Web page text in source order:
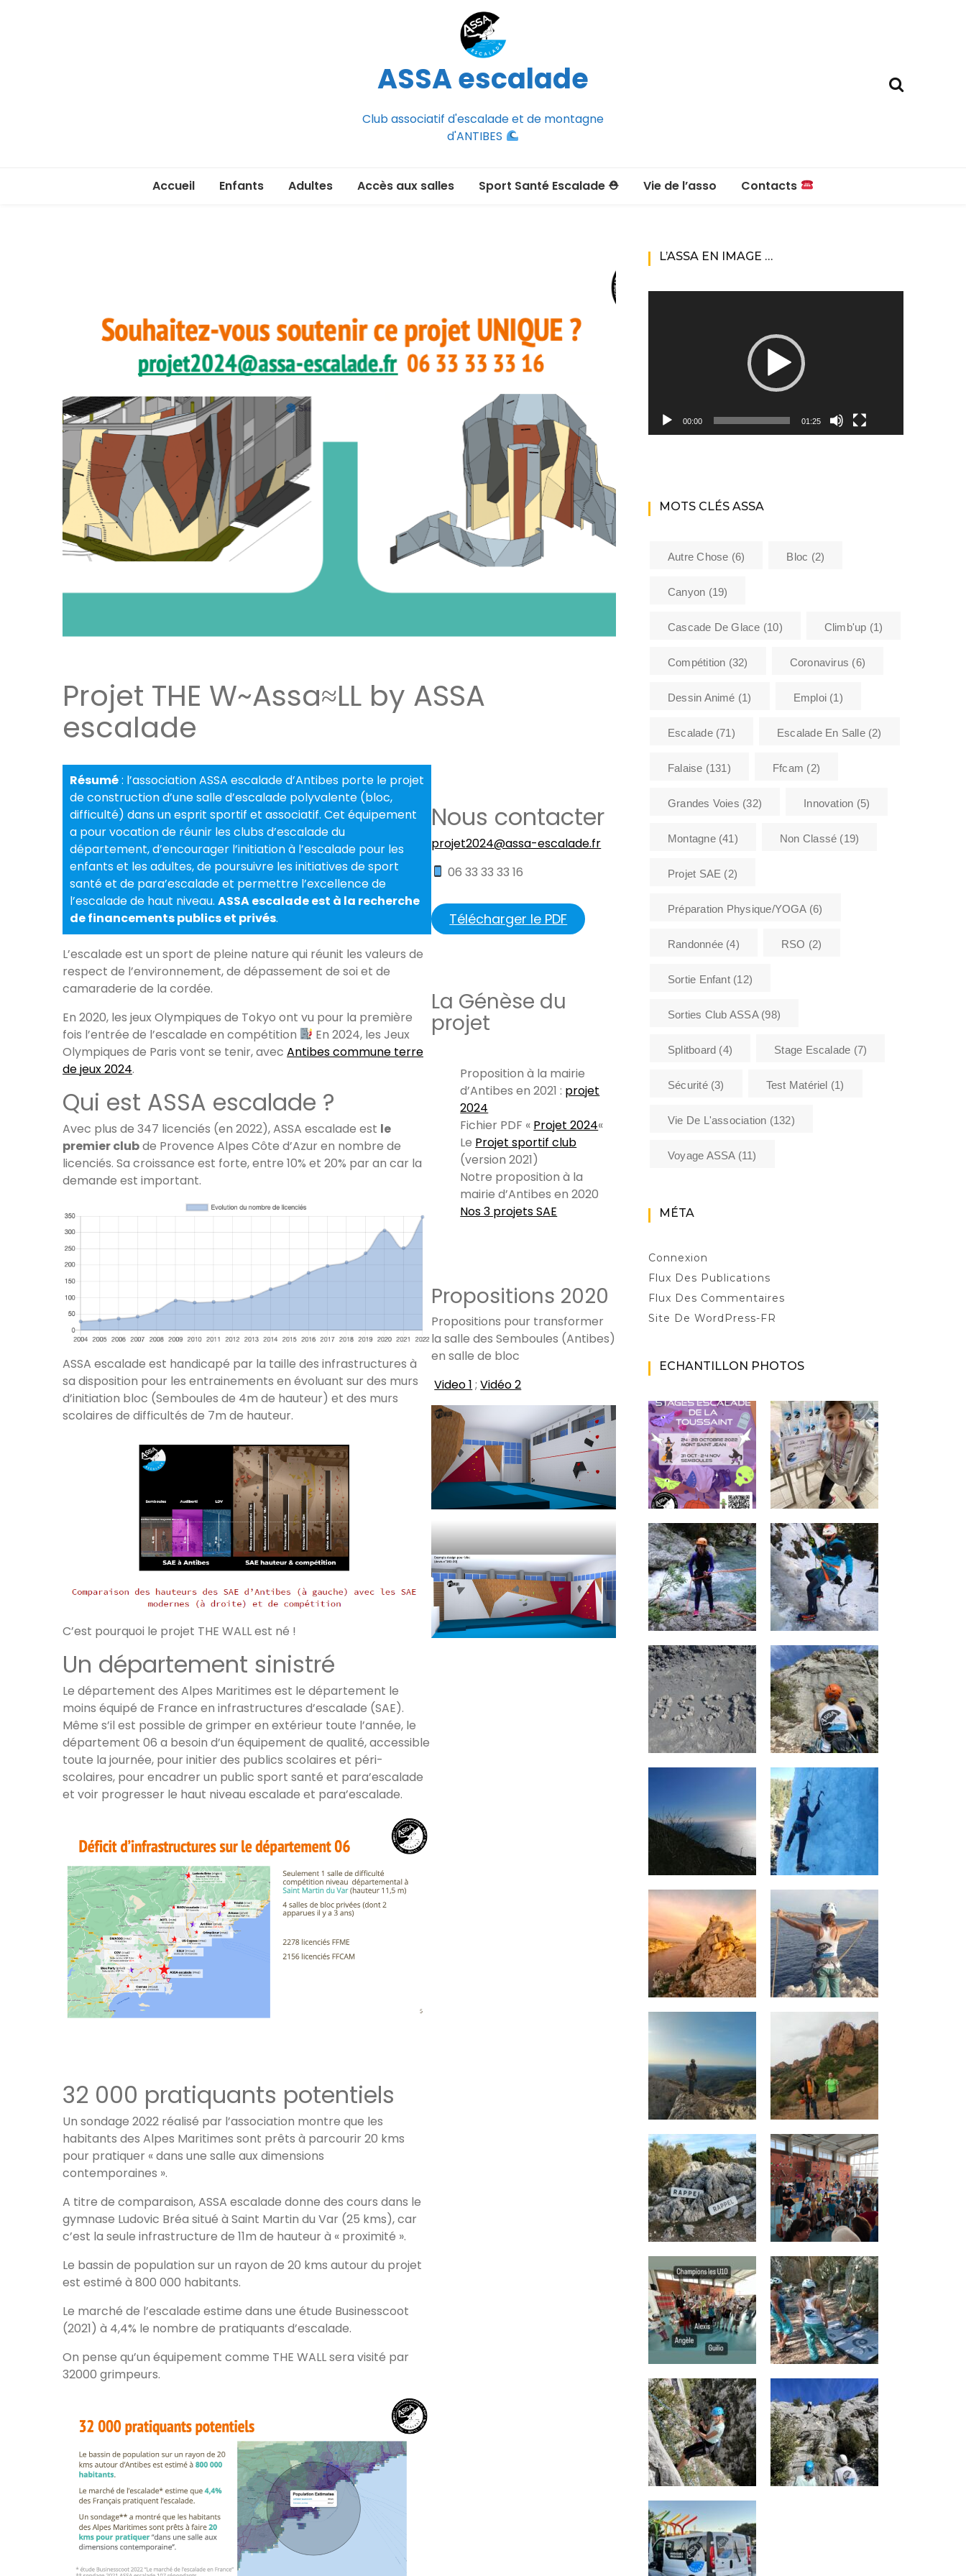
ASSA escalade
Club associatif d'escalade et de montagne
d'ANTIBES
Accueil Enfants Adultes
passeport
Devenir responsable de
séance
Créer une événement non
officiel sur Spond
Tutoriel SPOND Adulte
Charte du grimpeur ASSA
Programme des cours
Accès aux salles Sport Santé Escalade ⛑ Vie de l’asso
Contacts
Les encadrants du club
Sécurité
Contacts
Projet THE W~Assa≈LL by ASSA
escalade
Résumé: l’association ASSA escalade d’Antibes porte le projet
de construction d’une salle d’escalade polyvalente (bloc,
difficulté) dans un esprit sportif et associatif. Cet équipement
a pour vocation de réunir les clubs d’escalade du
département, d’encourager l’initiation à l’escalade pour les
enfants et les adultes, de poursuivre les initiatives de sport
santé et de para’escalade et permettre l’excellence de
l’escalade de haut niveau. ASSA escalade est à la recherche
de financements publics et privés.
L’escalade est un sport de pleine nature qui réunit les valeurs de
respect de l’environnement, de dépassement de soi et de
camaraderie de la cordée.
En 2020, les jeux Olympiques de Tokyo ont vu pour la première
fois l’entrée de l’escalade en compétition
En 2024, les Jeux
Olympiques de Paris vont se tenir, avec Antibes commune terre
de jeux 2024.
Qui est ASSA escalade ?
Avec plus de 347 licenciés (en 2022), ASSA escalade est le
premier clubde Provence Alpes Côte d’Azur en nombre de
licenciés. Sa croissance est forte, entre 10% et 20% par an car la
demande est important.
ASSA escalade est handicapé par la taille des infrastructures à
sa disposition pour les entrainements en évoluant sur des murs
d’initiation bloc (Semboules de 4m de hauteur) et des murs
scolaires de difficultés de 7m de hauteur.
C’est pourquoi le projet THE WALL est né !
Un département sinistré
Le département des Alpes Maritimes est le département le
moins équipé de France en infrastructures d’escalade (SAE).
Même s’il est possible de grimper en extérieur toute l’année, le
département 06 a besoin d’un équipement de qualité, accessible
toute la journée, pour initier des publics scolaires et péri-
scolaires, pour encadrer un public sport santé et para’escalade
et voir progresser le haut niveau escalade et para’escalade.
32 000 pratiquants potentiels
Un sondage 2022 réalisé par l’association montre que les
habitants des Alpes Maritimes sont prêts à parcourir 20 kms
pour pratiquer « dans une salle aux dimensions
contemporaines ».
A titre de comparaison, ASSA escalade donne des cours dans le
gymnase Ludovic Bréa situé à Saint Martin du Var (25 kms), car
c’est la seule infrastructure de 11m de hauteur à « proximité ».
Le bassin de population sur un rayon de 20 kms autour du projet
est estimé à 800 000 habitants.
Le marché de l’escalade estime dans une étude Businesscoot
(2021) à 4,4% le nombre de pratiquants d’escalade.
On pense qu’un équipement comme THE WALL sera visité par
32000 grimpeurs.
Nous contacter
projet2024@assa-escalade.fr
06 33 33 33 16
Télécharger le PDF
La Génèse du
projet
Proposition à la mairie
d’Antibes en 2021 : projet
2024
Fichier PDF « Projet 2024«
Le Projet sportif club
(version 2021)
Notre proposition à la
mairie d’Antibes en 2020
Nos 3 projets SAE
Propositions 2020
Propositions pour transformer
la salle des Semboules (Antibes)
en salle de bloc
Video 1 ;Vidéo 2
L’ASSA EN IMAGE …
00:00 01:25
MOTS CLÉS ASSA
Autre Chose (6) Bloc (2)
Canyon (19)
Cascade De Glace (10) Climb'up (1)
Compétition (32) Coronavirus (6)
Dessin Animé (1) Emploi(1)
Escalade(71) Escalade En Salle(2)
Falaise (131) Ffcam (2)
Grandes Voies (32) Innovation (5)
Montagne(41) Non Classé (19)
Projet SAE (2)
Préparation Physique/YOGA(6)
Randonnée (4) RSO (2)
Sortie Enfant(12)
Sorties Club ASSA(98)
Splitboard (4) Stage Escalade (7)
Sécurité(3) Test Matériel (1)
Vie De L'association (132)
Voyage ASSA(11)
MÉTA
Connexion
Flux Des Publications
Flux Des Commentaires
Site De WordPress-FR
ECHANTILLON PHOTOS